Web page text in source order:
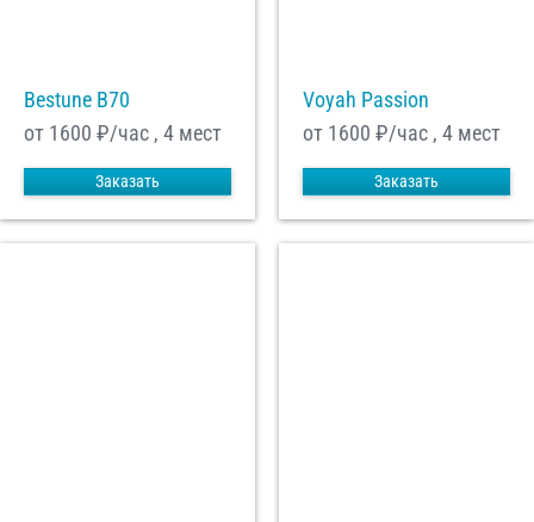
Bestune B70
от 1600 ₽/час , 4 мест
Заказать
Voyah Passion
от 1600 ₽/час , 4 мест
Заказать